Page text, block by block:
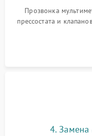
Прозвонка
прессостата и
Восстановление
4. Замена